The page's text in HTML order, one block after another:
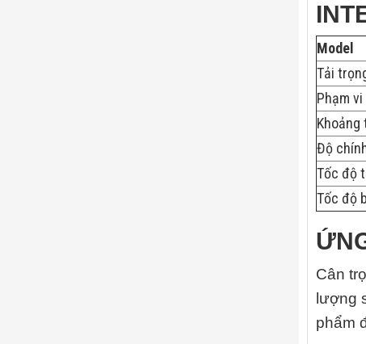
Model
Tải
Phạm vi
Khoảng
Độ
Tốc độ
Tốc độ
Cân
lượng
phẩm